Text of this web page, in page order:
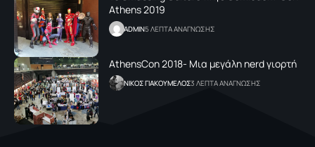
Athens 2019
ADMIN5 ΛΕΠΤΑ ΑΝΑΓΝΩΣΗΣ
AthensCon 2018- Mια μεγάλη nerd γιορτή
NΙΚΟΣ ΓΙΑΚΟΥΜΕΛΟΣ3 ΛΕΠΤΑ ΑΝΑΓΝΩΣΗΣ